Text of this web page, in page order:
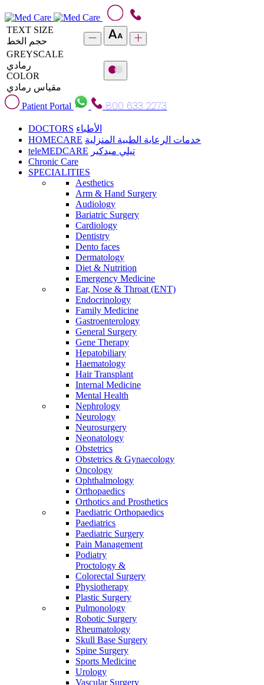
TEXT SIZE
حجم الخط
GREYSCALE
رمادي
COLOR
مقياس رمادي
Patient Portal
800 633 2273
DOCTORS الأطباء
HOMECARE خدمات الرعاية الطبية المنزلية
teleMEDCARE تيلي ميدكير
Chronic Care
SPECIALITIES
Aesthetics
Arm & Hand Surgery
Audiology
Bariatric Surgery
Cardiology
Dentistry
Dento faces
Dermatology
Diet & Nutrition
Emergency Medicine
Ear, Nose & Throat (ENT)
Endocrinology
Family Medicine
Gastroenterology
General Surgery
Gene Therapy
Hepatobiliary
Haematology
Hair Transplant
Internal Medicine
Mental Health
Nephrology
Neurology
Neurosurgery
Neonatology
Obstetrics
Obstetrics & Gynaecology
Oncology
Ophthalmology
Orthopaedics
Orthotics and Prosthetics
Paediatric Orthopaedics
Paediatrics
Paediatric Surgery
Pain Management
Podiatry
Proctology &
Colorectal Surgery
Physiotherapy
Plastic Surgery
Pulmonology
Robotic Surgery
Rheumatology
Skull Base Surgery
Spine Surgery
Sports Medicine
Urology
Vascular Surgery